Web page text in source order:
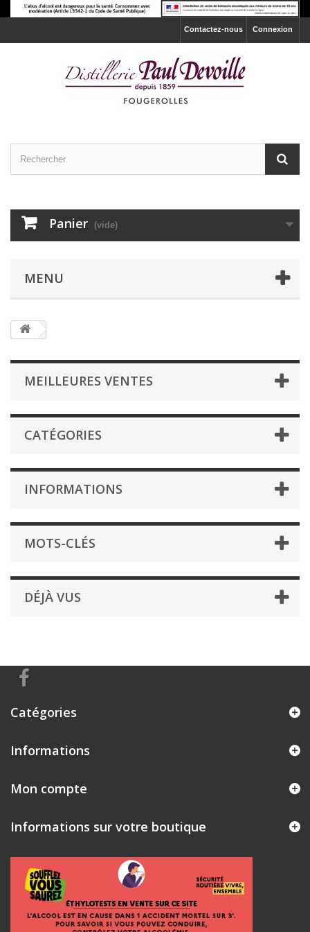
Connexion
Contactez-nous
Panier (vide)
MENU
MEILLEURES VENTES
CATÉGORIES
INFORMATIONS
MOTS-CLÉS
DÉJÀ VUS
Catégories
Informations
Mon compte
Informations sur votre boutique